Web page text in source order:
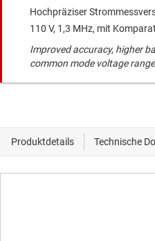
Hochpräziser
110 V, 1,3 MHz, mit
Improved accuracy, higher
common mode voltage range